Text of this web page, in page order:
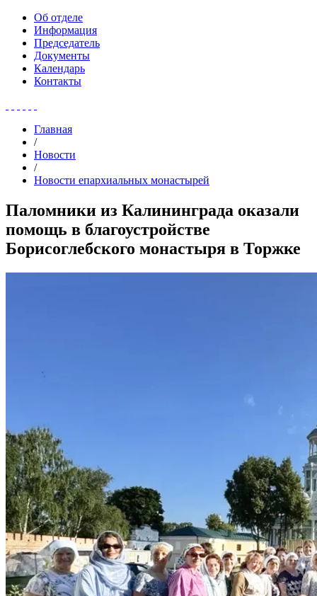
Об отделе
Информация
Председатель
Документы
Календарь
Контакты
Главная
/
Новости
/
Новости епархиальных монастырей
Паломники из Калининграда оказали
помощь в благоустройстве
Борисоглебского монастыря в Торжке